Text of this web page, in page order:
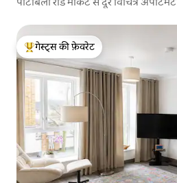
गेस्ट्स का टॉप फ़ेवरेट
गेस्ट्स की फ़ेवरेट